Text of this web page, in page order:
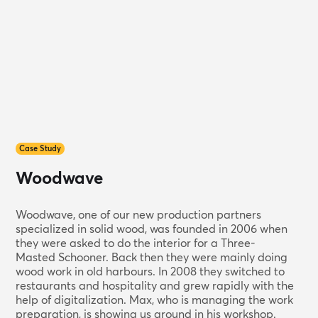
Case Study
Woodwave
Woodwave, one of our new production partners
specialized in solid wood, was founded in 2006 when
they were asked to do the interior for a Three-
Masted Schooner. Back then they were mainly doing
wood work in old harbours. In 2008 they switched to
restaurants and hospitality and grew rapidly with the
help of digitalization. Max, who is managing the work
preparation, is showing us around in his workshop.